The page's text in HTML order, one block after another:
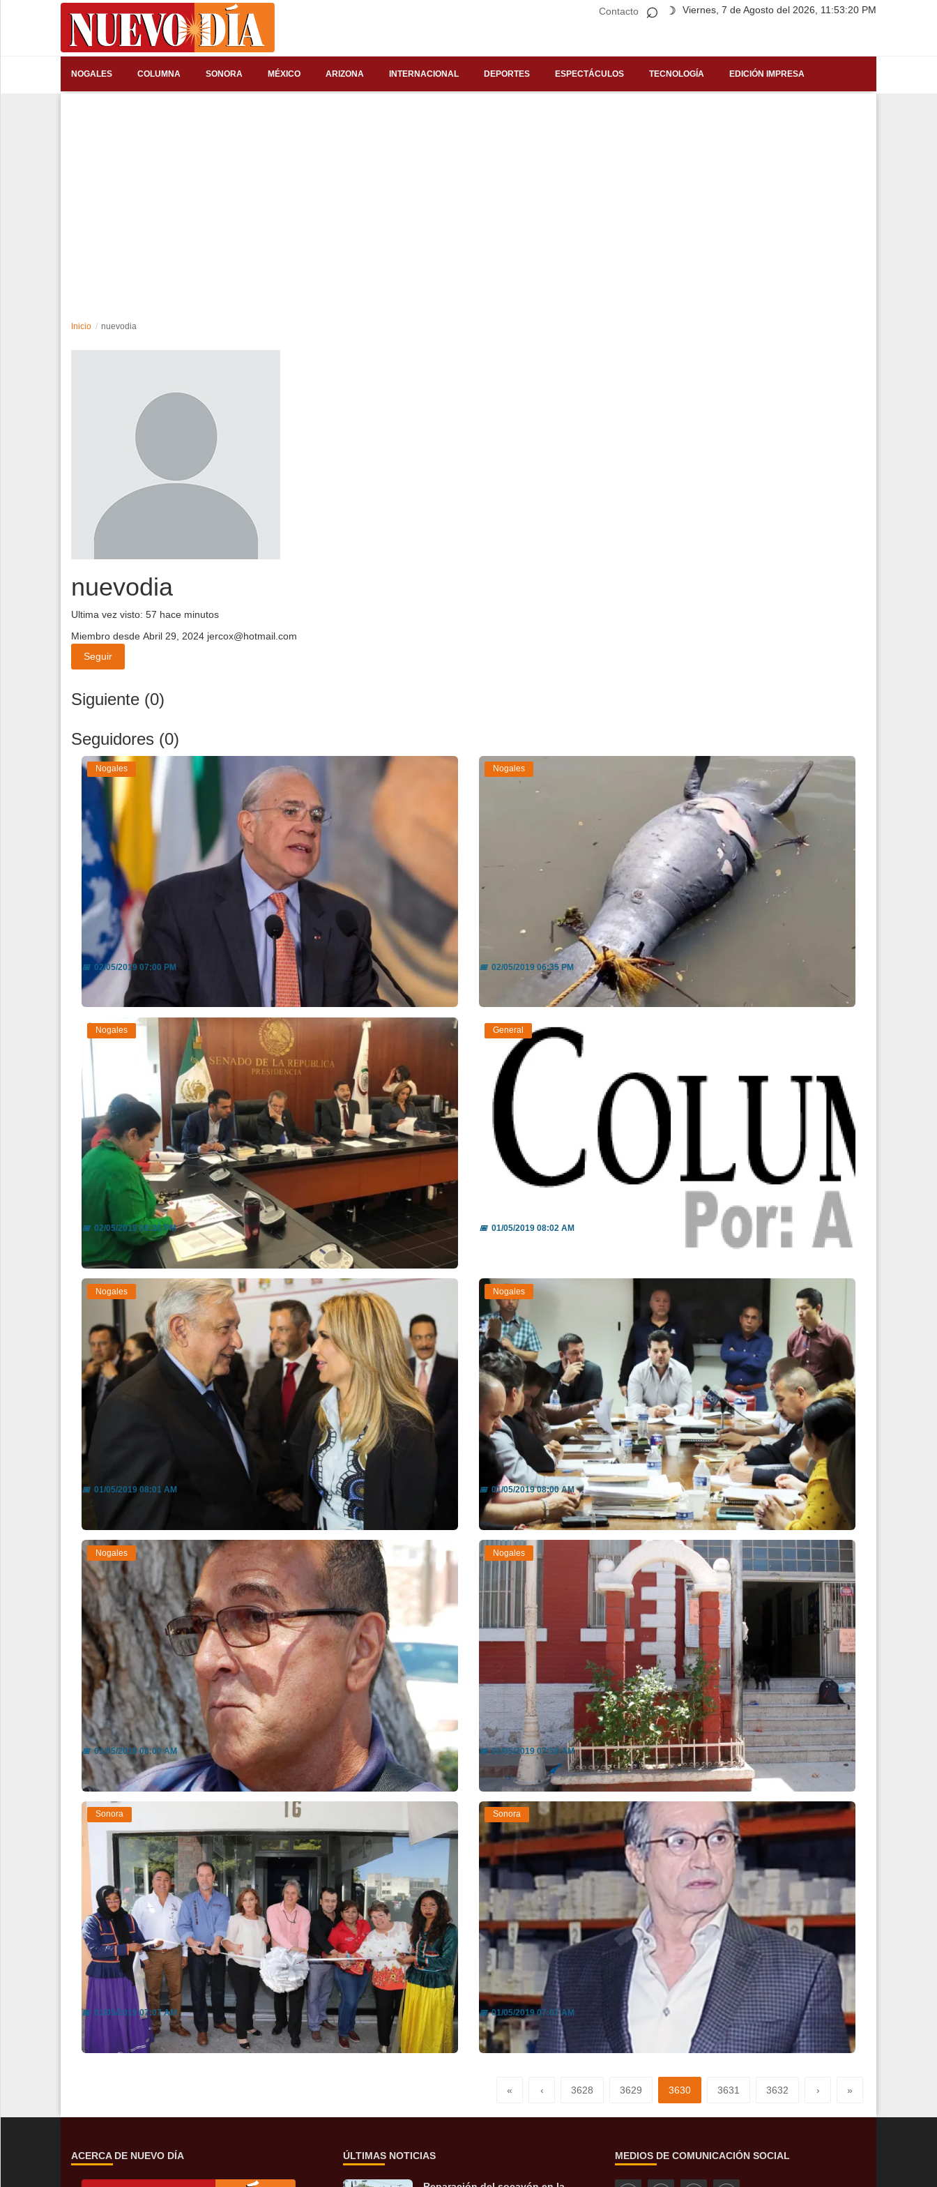
Contacto Viernes, 7 de Agosto del 2026, 11:53:20 PM
⌕ ☽
NOGALES COLUMNA SONORA MÉXICO ARIZONA INTERNACIONAL DEPORTES ESPECTÁCULOS TECNOLOGÍA EDICIÓN IMPRESA
Inicio nuevodia
nuevodia
Ultima vez visto: 57 hace minutos
Miembro desde Abril 29, 2024 jercox@hotmail.com
Seguir
Siguiente (0)
Seguidores (0)
Nogales
OCDE celebra plan de México para aumenta...
📅02/05/2019 07:00 PM
Leer más
Nogales
Sigue emergencia en Tabasco por muerte d...
📅02/05/2019 06:35 PM
Leer más
Nogales
Posible aval de Reforma Educativa, la pr...
📅02/05/2019 06:26 PM
Leer más
General
📅01/05/2019 08:02 AM
Leer más
Nogales
Confirma subsidio a la luz
📅01/05/2019 08:01 AM
Leer más
Nogales
Defenderá el Alcaldepatrimonio nogalense...
📅01/05/2019 08:00 AM
Leer más
Nogales
Nace en Nogales GrupoGuerreras Buscadora...
📅01/05/2019 08:00 AM
Leer más
Nogales
Roban cinco escuelas durante las vacacio...
📅01/05/2019 07:58 AM
Leer más
Sonora
Apoya Cofetur a touroperadores
📅01/05/2019 07:07 AM
Leer más
Sonora
Mantiene Sonora sucrecimiento económico
📅01/05/2019 07:07 AM
Leer más
« ‹ 3628 3629 3630 3631 3632 › »
ACERCA DE NUEVO DÍA ÚLTIMAS NOTICIAS MEDIOS DE COMUNICACIÓN SOCIAL